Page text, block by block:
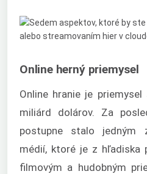
Online herný priemysel
Online hranie je
miliárd dolárov. Za
postupne stalo jedným
médií, ktoré je z hľadiska
filmovým a hudobným